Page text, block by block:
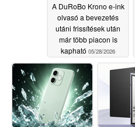
A DuRoBo Krono e-ink
olvasó a bevezetés
utáni frissítések után
már több piacon is
kapható 05/28/2026